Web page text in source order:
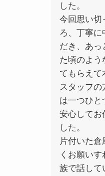
した。
今回思い切
ろ、丁寧に
だき、あっ
た頃のよう
てもらえて
スタッフ
は一つひと
安心してお
した。
片付いた
くお願い
族で話して